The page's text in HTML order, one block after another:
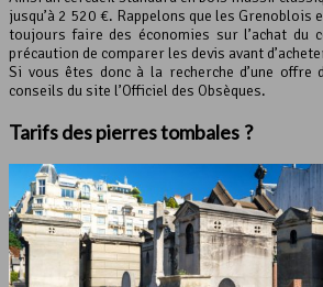
jusqu’à 2 520 €. Rappelons que les
toujours faire des économies sur l’achat du
précaution de comparer les devis avant
Si vous êtes donc à la recherche d’une offre
conseils du site l’Officiel des Obsèques.
Tarifs des pierres tombales ?